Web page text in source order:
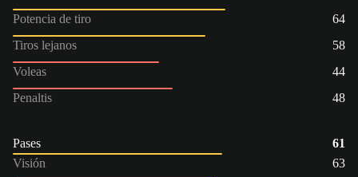
Potencia de tiro
64
Tiros lejanos
58
Voleas
44
Penaltis
48
Pases
61
Visión
63